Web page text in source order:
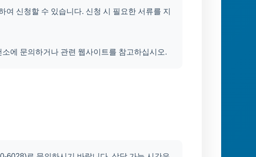
여 신청할 수 있습니다. 신청 시 필요한 서류를 지
에 문의하거나 관련 웹사이트를 참고하십시오.